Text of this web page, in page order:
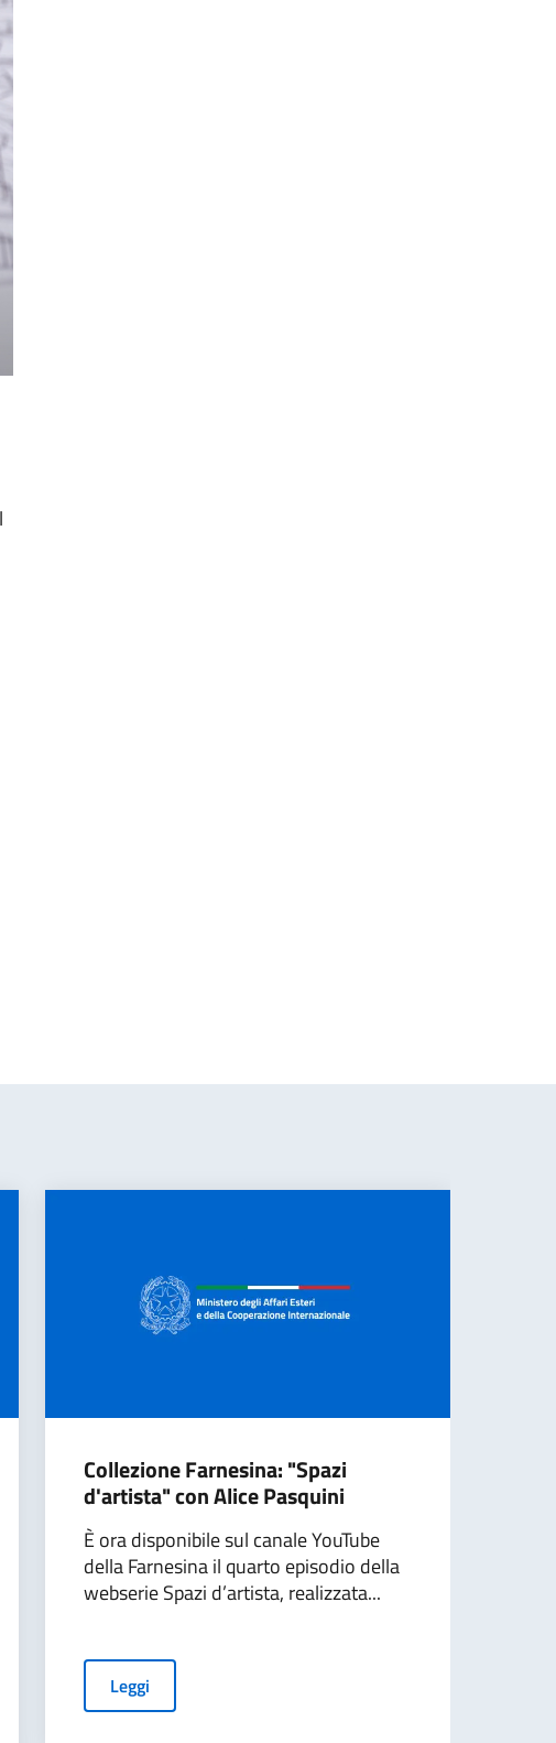
Collezione Farnesina: "Spazi
d'artista" con Alice Pasquini
È ora disponibile sul canale YouTube
della Farnesina il quarto episodio della
webserie Spazi d’artista, realizzata...
Leggi